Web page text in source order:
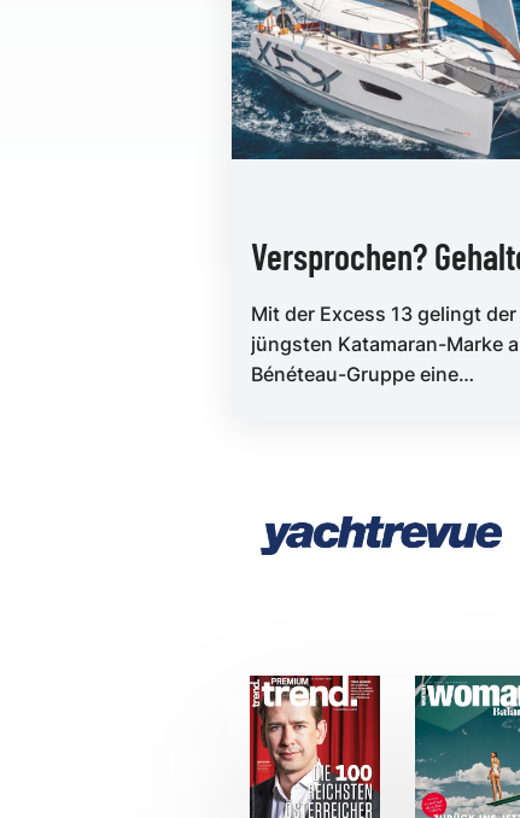
Versprochen?
Mit der Excess 13 gelingt der
jüngsten Katamaran-Marke
Bénéteau-Gruppe eine